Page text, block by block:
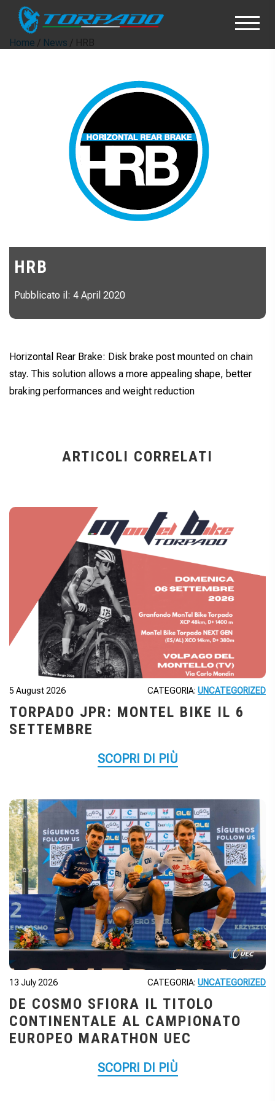
Home / News / HRB
HRB
Pubblicato il: 4 April 2020
Horizontal Rear Brake: Disk brake post mounted on chain
stay. This solution allows a more appealing shape, better
braking performances and weight reduction
ARTICOLI CORRELATI
5 August 2026 CATEGORIA: UNCATEGORIZED
TORPADO JPR: MONTEL BIKE IL 6
SETTEMBRE
SCOPRI DI PIÙ
13 July 2026 CATEGORIA: UNCATEGORIZED
DE COSMO SFIORA IL TITOLO
CONTINENTALE AL CAMPIONATO
EUROPEO MARATHON UEC
SCOPRI DI PIÙ